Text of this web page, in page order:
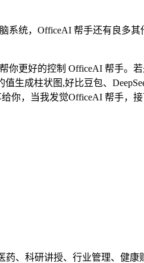
系统，OfficeAI 帮手还有良多
好的控制 OfficeAI 帮手。
生成柱状图,好比豆包、
你，当我发觉OfficeAI 帮手，
、科研讲授、行业管理、健康